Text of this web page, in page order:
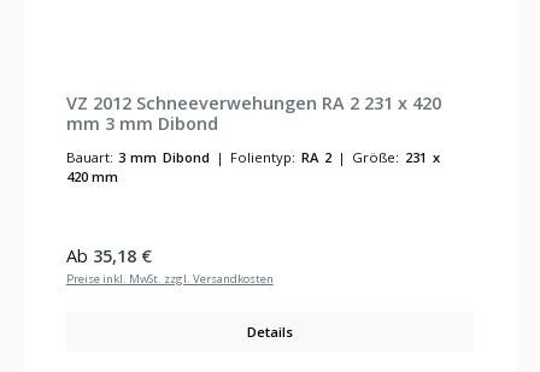
VZ 2012 Schneeverwehungen RA 2 231 x 420
mm 3 mm Dibond
Bauart: 3 mm Dibond | Folientyp: RA 2 | Größe: 231 x
420 mm
Regulärer Preis:
Ab 35,18 €
Preise inkl. MwSt. zzgl. Versandkosten
Details